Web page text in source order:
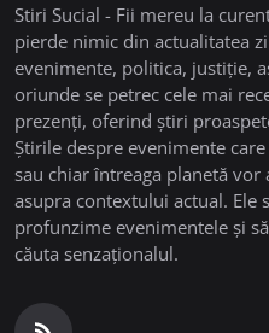
Stiri Sucial - Fii mereu la
pierde nimic din actualitatea
evenimente, politica, justiție,
oriunde se petrec cele mai
prezenți, oferind știri
Știrile despre evenimente
sau chiar întreaga planetă vor
asupra contextului actual. Ele
profunzime evenimentele și
căuta senzaționalul.